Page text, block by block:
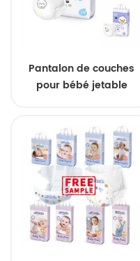
Pantalon de couches
pour bébé jetable